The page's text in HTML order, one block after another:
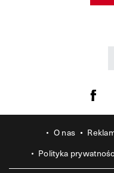
Visit
O nas
Polityka